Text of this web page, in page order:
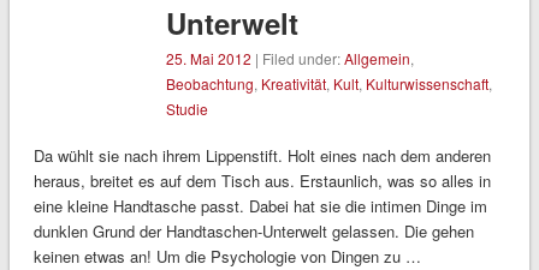
Unterwelt
25. Mai 2012 | Filed under:Allgemein,
Beobachtung, Kreativität, Kult, Kulturwissenschaft,
Studie
Da wühlt sie nach ihrem Lippenstift. Holt eines nach dem anderen
heraus, breitet es auf dem Tisch aus. Erstaunlich, was so alles in
eine kleine Handtasche passt. Dabei hat sie die intimen Dinge im
dunklen Grund der Handtaschen-Unterwelt gelassen. Die gehen
keinen etwas an! Um die Psychologie von Dingen zu …